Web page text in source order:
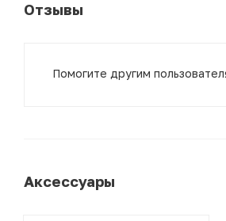
Отзывы
Помогите другим
Аксессуары